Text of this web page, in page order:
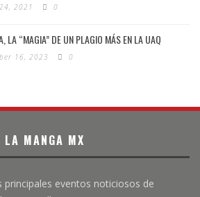
2021 0
LA “MAGIA” DE UN PLAGIO MÁS EN LA UAQ
16, 2023 0
LA MANGA MX
principales eventos noticiosos de